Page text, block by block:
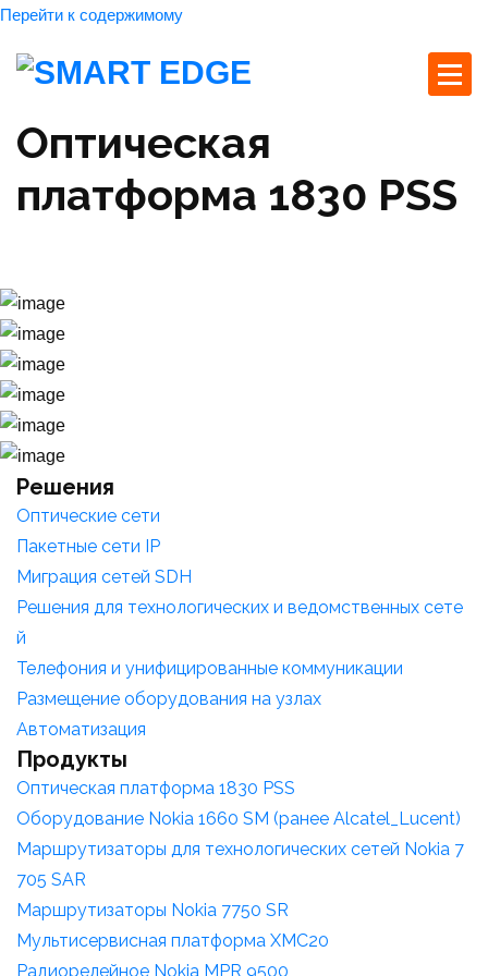
Перейти к содержимому
Оптическая
платформа 1830 PSS
Решения
Оптические сети
Пакетные сети IP
Миграция сетей SDH
Решения для технологических и ведомственных сете
й
Телефония и унифицированные коммуникации
Размещение оборудования на узлах
Автоматизация
Продукты
Оптическая платформа 1830 PSS
Оборудование Nokia 1660 SM (ранее Alcatel_Lucent)
Маршрутизаторы для технологических сетей Nokia 7
705 SAR
Маршрутизаторы Nokia 7750 SR
Мультисервисная платформа XMC20
Радиорелейное Nokia MPR 9500